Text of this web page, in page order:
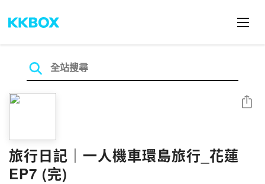
旅行日記｜一人機車環島旅行_花蓮
EP7 (完)
分享